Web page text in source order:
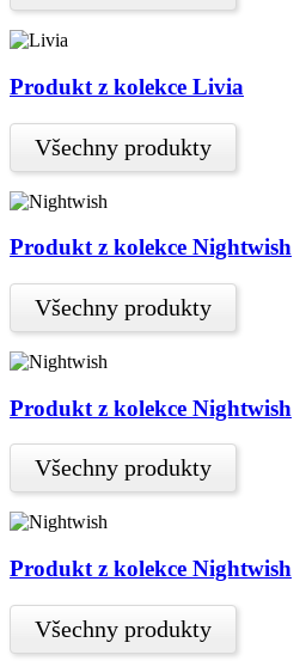
Produkt z kolekce Livia
Všechny produkty
Produkt z kolekce Nightwish
Všechny produkty
Produkt z kolekce Nightwish
Všechny produkty
Produkt z kolekce Nightwish
Všechny produkty